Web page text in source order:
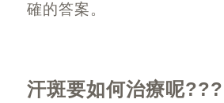
確的答案。
汗斑要如何治療呢???